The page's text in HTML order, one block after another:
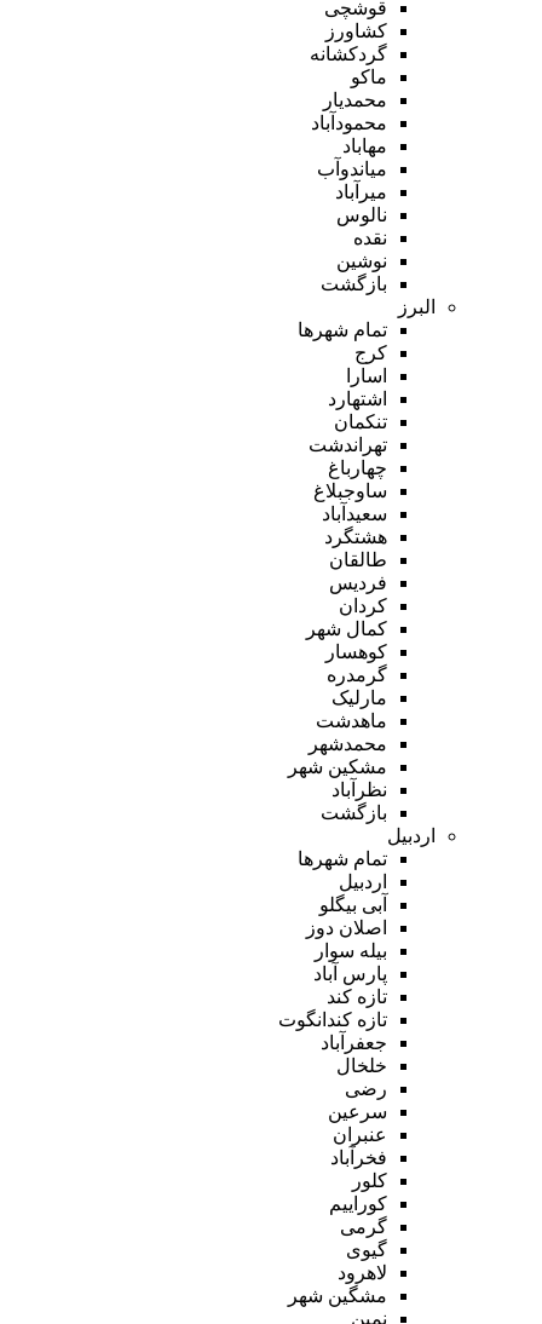
قوشچی
کشاورز
گردکشانه
ماکو
محمدیار
محمودآباد
مهاباد
میاندوآب
میرآباد
نالوس
نقده
نوشین
بازگشت
البرز
تمام شهر‌ها
کرج
اسارا
اشتهارد
تنکمان
تهراندشت
چهارباغ
ساوجبلاغ
سعیدآباد
هشتگرد
طالقان
فردیس
کردان
کمال شهر
کوهسار
گرمدره
مارلیک
ماهدشت
محمدشهر
مشکین شهر
نظرآباد
بازگشت
اردبیل
تمام شهر‌ها
اردبیل
آبی بیگلو
اصلان دوز
بیله سوار
پارس آباد
تازه کند
تازه کندانگوت
جعفرآباد
خلخال
رضی
سرعین
عنبران
فخرآباد
کلور
کوراییم
گرمی
گیوی
لاهرود
مشگین شهر
نمین